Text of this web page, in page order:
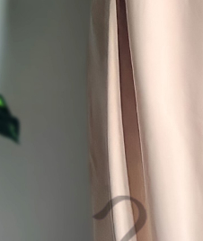
Maksud
Tambahan
Indah
Yang baik
Yang selalu
Pencerita